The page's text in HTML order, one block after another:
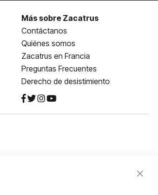
Más sobre Zacatrus
Contáctanos
Quiénes somos
Zacatrus en Francia
Preguntas Frecuentes
Derecho de desistimiento